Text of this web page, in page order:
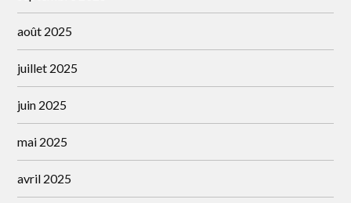
août 2025
juillet 2025
juin 2025
mai 2025
avril 2025